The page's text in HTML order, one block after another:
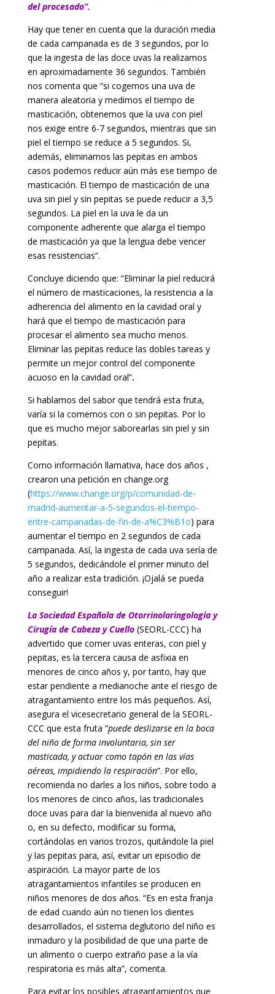
del procesado”.
Hay que tener en cuenta que la duración media
de cada campanada es de 3 segundos, por lo
que la ingesta de las doce uvas la realizamos
en aproximadamente 36 segundos. También
nos comenta que “si cogemos una uva de
manera aleatoria y medimos el tiempo de
masticación, obtenemos que la uva con piel
nos exige entre 6-7 segundos, mientras que sin
piel el tiempo se reduce a 5 segundos. Si,
además, eliminamos las pepitas en ambos
casos podemos reducir aún más ese tiempo de
masticación. El tiempo de masticación de una
uva sin piel y sin pepitas se puede reducir a 3,5
segundos. La piel en la uva le da un
componente adherente que alarga el tiempo
de masticación ya que la lengua debe vencer
esas resistencias”.
Concluye diciendo que: “Eliminar la piel reducirá
el número de masticaciones, la resistencia a la
adherencia del alimento en la cavidad oral y
hará que el tiempo de masticación para
procesar el alimento sea mucho menos.
Eliminar las pepitas reduce las dobles tareas y
permite un mejor control del componente
acuoso en la cavidad oral”.
Si hablamos del sabor que tendrá esta fruta,
varía si la comemos con o sin pepitas. Por lo
que es mucho mejor saborearlas sin piel y sin
pepitas.
Como información llamativa, hace dos años ,
crearon una petición en change.org
(https://www.change.org/p/comunidad-de-
madrid-aumentar-a-5-segundos-el-tiempo-
entre-campanadas-de-fin-de-a%C3%B1o) para
aumentar el tiempo en 2 segundos de cada
campanada. Así, la ingesta de cada uva sería de
5 segundos, dedicándole el primer minuto del
año a realizar esta tradición. ¡Ojalá se pueda
conseguir!
La Sociedad Española de Otorrinolaringología y
Cirugía de Cabeza y Cuello(SEORL-CCC) ha
advertido que comer uvas enteras, con piel y
pepitas, es la tercera causa de asfixia en
menores de cinco años y, por tanto, hay que
estar pendiente a medianoche ante el riesgo de
atragantamiento entre los más pequeños. Así,
asegura el vicesecretario general de la SEORL-
CCC que esta fruta “puede deslizarse en la boca
del niño de forma involuntaria, sin ser
masticada, y actuar como tapón en las vías
aéreas, impidiendo la respiración”. Por ello,
recomienda no darles a los niños, sobre todo a
los menores de cinco años, las tradicionales
doce uvas para dar la bienvenida al nuevo año
o, en su defecto, modificar su forma,
cortándolas en varios trozos, quitándole la piel
y las pepitas para, así, evitar un episodio de
aspiración. La mayor parte de los
atragantamientos infantiles se producen en
niños menores de dos años. “Es en esta franja
de edad cuando aún no tienen los dientes
desarrollados, el sistema deglutorio del niño es
inmaduro y la posibilidad de que una parte de
un alimento o cuerpo extraño pase a la vía
respiratoria es más alta”, comenta.
Para evitar los posibles atragantamientos que